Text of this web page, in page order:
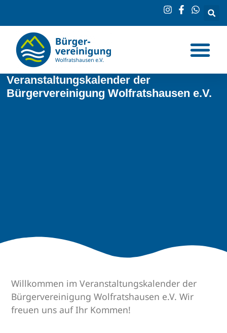
Veranstaltungskalender der
Bürgervereinigung Wolfratshausen e.V.
Willkommen im Veranstaltungskalender der
Bürgervereinigung Wolfratshausen e.V. Wir
freuen uns auf Ihr Kommen!